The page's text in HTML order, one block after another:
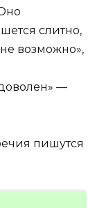
слитно,
возможно»,
—
пишутся